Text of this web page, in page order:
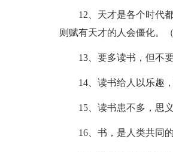
12、天才是各个时代
则赋有天才的人会僵化。（
13、要多读书，但不
14、读书给人以乐趣
15、读书患不多，思
16、书，是人类共同